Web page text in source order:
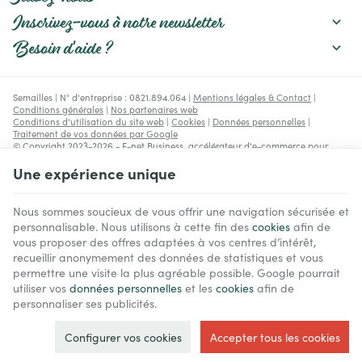
Inscrivez-vous à notre newsletter
Besoin d'aide ?
Semailles | N° d'entreprise : 0821.894.064 | Mentions légales & Contact |
Conditions générales | Nos partenaires web
Conditions d'utilisation du site web | Cookies | Données personnelles |
Traitement de vos données par Google
© Copyright 2023-2026 - E-net Business , accélérateur d'e-commerce pour
Une expérience unique
Nous sommes soucieux de vous offrir une navigation sécurisée et
personnalisable. Nous utilisons à cette fin des cookies afin de
vous proposer des offres adaptées à vos centres d’intérêt,
recueillir anonymement des données de statistiques et vous
permettre une visite la plus agréable possible. Google pourrait
utiliser vos données personnelles et les cookies afin de
personnaliser ses publicités.
Configurer vos cookies Accepter tous les cookies